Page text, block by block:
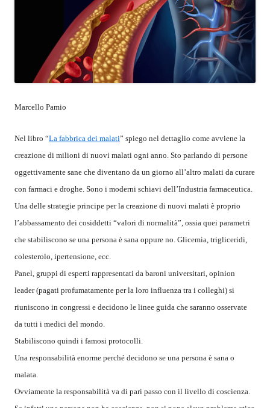
Marcello Pamio
Nel libro “La fabbrica dei malati” spiego nel dettaglio come avviene la
creazione di milioni di nuovi malati ogni anno. Sto parlando di persone
oggettivamente sane che diventano da un giorno all’altro malati da curare
con farmaci e droghe. Sono i moderni schiavi dell’Industria farmaceutica.
Una delle strategie principe per la creazione di nuovi malati è proprio
l’abbassamento dei cosiddetti “valori di normalità”, ossia quei parametri
che stabiliscono se una persona è sana oppure no. Glicemia, trigliceridi,
colesterolo, ipertensione, ecc.
Panel, gruppi di esperti rappresentati da baroni universitari, opinion
leader (pagati profumatamente per la loro influenza tra i colleghi) si
riuniscono in congressi e decidono le linee guida che saranno osservate
da tutti i medici del mondo.
Stabiliscono quindi i famosi protocolli.
Una responsabilità enorme perché decidono se una persona è sana o
malata.
Ovviamente la responsabilità va di pari passo con il livello di coscienza.